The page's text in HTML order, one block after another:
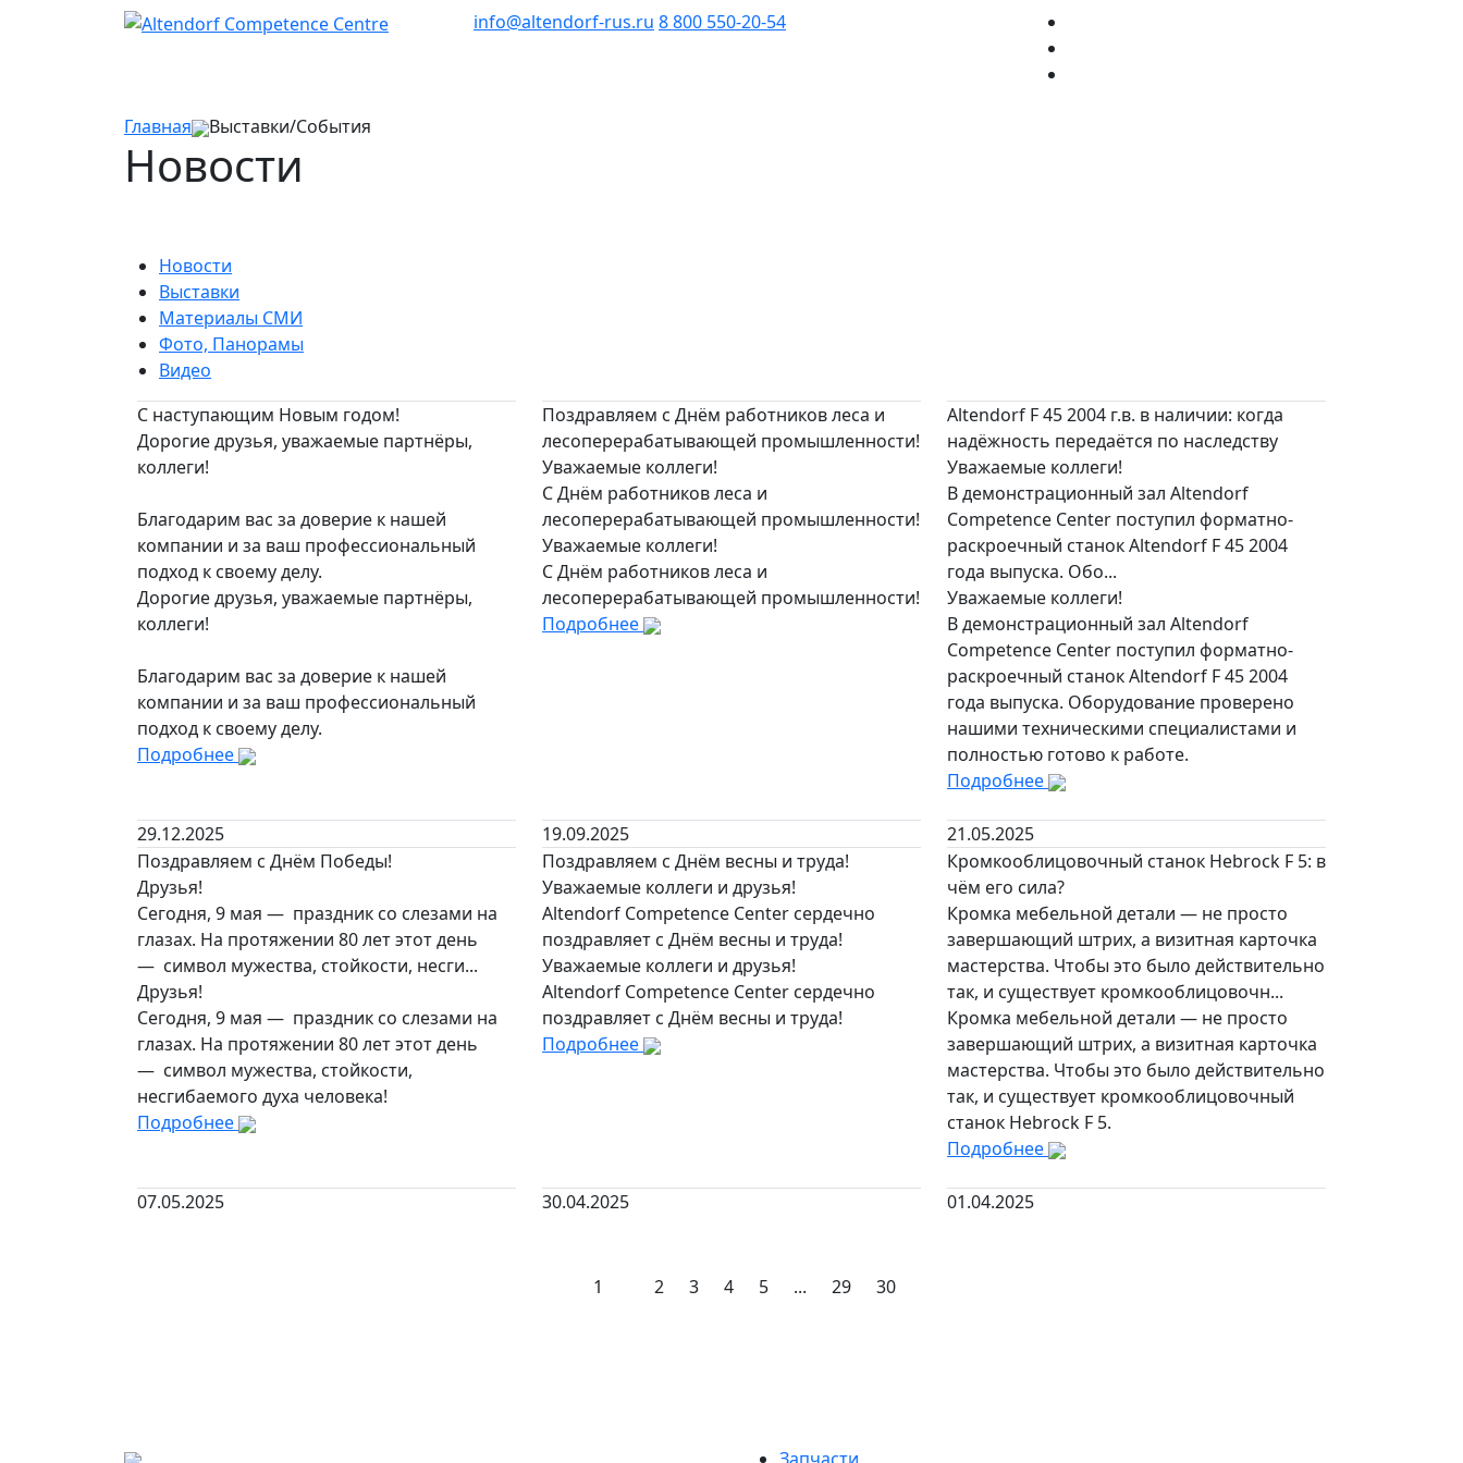
info@altendorf-rus.ru 8 800 550-20-54
Главная Выставки/События
Новости
Новости
Выставки
Материалы СМИ
Фото, Панорамы
Видео
С наступающим Новым годом!
Дорогие друзья, уважаемые партнёры,
коллеги!
Благодарим вас за доверие к нашей
компании и за ваш профессиональный
подход к своему делу.
Дорогие друзья, уважаемые партнёры,
коллеги!
Благодарим вас за доверие к нашей
компании и за ваш профессиональный
подход к своему делу.
Подробнее
29.12.2025
Поздравляем с Днём работников леса и
лесоперерабатывающей промышленности!
Уважаемые коллеги!
С Днём работников леса и
лесоперерабатывающей промышленности!
Уважаемые коллеги!
С Днём работников леса и
лесоперерабатывающей промышленности!
Подробнее
19.09.2025
Altendorf F 45 2004 г.в. в наличии: когда
надёжность передаётся по наследству
Уважаемые коллеги!
В демонстрационный зал Altendorf
Competence Center поступил форматно-
раскроечный станок Altendorf F 45 2004
года выпуска. Обо...
Уважаемые коллеги!
В демонстрационный зал Altendorf
Competence Center поступил форматно-
раскроечный станок Altendorf F 45 2004
года выпуска. Оборудование проверено
нашими техническими специалистами и
полностью готово к работе.
Подробнее
21.05.2025
Поздравляем с Днём Победы!
Друзья!
Сегодня, 9 мая — праздник со слезами на
глазах. На протяжении 80 лет этот день
— символ мужества, стойкости, несги...
Друзья!
Сегодня, 9 мая — праздник со слезами на
глазах. На протяжении 80 лет этот день
— символ мужества, стойкости,
несгибаемого духа человека!
Подробнее
07.05.2025
Поздравляем с Днём весны и труда!
Уважаемые коллеги и друзья!
Altendorf Competence Center сердечно
поздравляет с Днём весны и труда!
Уважаемые коллеги и друзья!
Altendorf Competence Center сердечно
поздравляет с Днём весны и труда!
Подробнее
30.04.2025
Кромкооблицовочный станок Hebrock F 5: в
чём его сила?
Кромка мебельной детали — не просто
завершающий штрих, а визитная карточка
мастерства. Чтобы это было действительно
так, и существует кромкооблицовочн...
Кромка мебельной детали — не просто
завершающий штрих, а визитная карточка
мастерства. Чтобы это было действительно
так, и существует кромкооблицовочный
станок Hebrock F 5.
Подробнее
01.04.2025
1 2 3 4 5 ... 29 30